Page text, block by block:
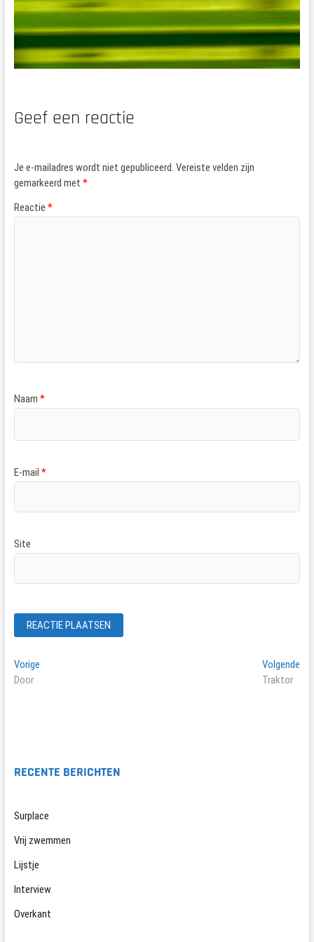
Geef een reactie
Je e-mailadres wordt niet gepubliceerd. Vereiste velden zijn
gemarkeerd met *
Reactie *
Naam *
E-mail *
Site
Bericht
navigatie
VorigeVorig
Door
Volgende
Traktor
RECENTE BERICHTEN
Surplace
Vrij zwemmen
Lijstje
Interview
Overkant